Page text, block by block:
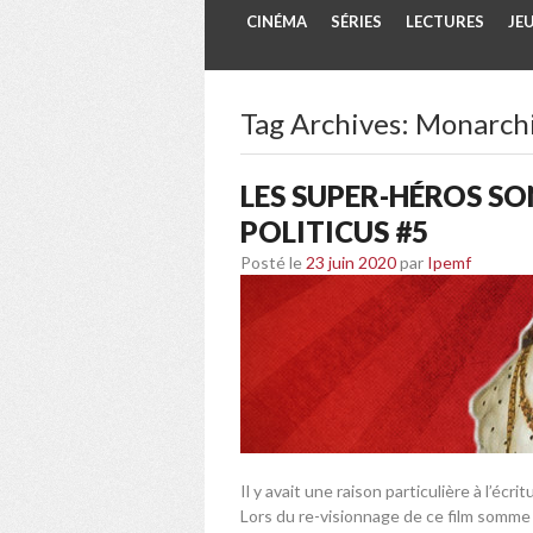
CINÉMA SÉRIES LECTURES
Tag Archives:
LES SUPER-HÉROS
POLITICUS #5
Posté le 23 juin 2020par Ipemf
Il y avait une raison particulière à
Lors du re-visionnage de ce film